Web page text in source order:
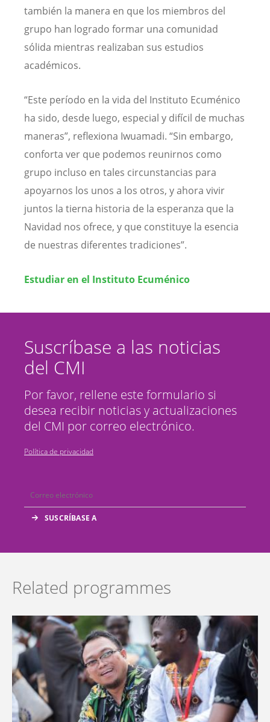
también la manera en que los miembros del
grupo han logrado formar una comunidad
sólida mientras realizaban sus estudios
académicos.
“Este período en la vida del Instituto Ecuménico
ha sido, desde luego, especial y difícil de muchas
maneras”, reflexiona Iwuamadi. “Sin embargo,
conforta ver que podemos reunirnos como
grupo incluso en tales circunstancias para
apoyarnos los unos a los otros, y ahora vivir
juntos la tierna historia de la esperanza que la
Navidad nos ofrece, y que constituye la esencia
de nuestras diferentes tradiciones”.
Estudiar en el Instituto Ecuménico
Suscríbase a las noticias
del CMI
Por favor, rellene este formulario si
desea recibir noticias y actualizaciones
del CMI por correo electrónico.
Política de privacidad
Related programmes